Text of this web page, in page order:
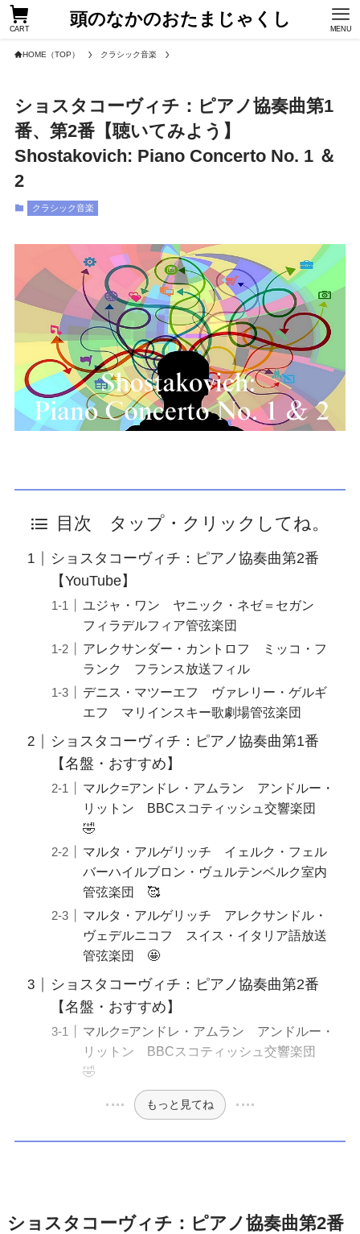
頭のなかのおたまじゃくし
CART MENU
HOME（TOP） クラシック音楽
ショスタコーヴィチ：ピアノ協奏曲第1
番、第2番【聴いてみよう】
Shostakovich: Piano Concerto No. 1 ＆
2
クラシック音楽
目次 タップ・クリックしてね。
ショスタコーヴィチ：ピアノ協奏曲第2番
【YouTube】
ユジャ・ワン ヤニック・ネゼ＝セガン
フィラデルフィア管弦楽団
アレクサンダー・カントロフ ミッコ・フ
ランク フランス放送フィル
デニス・マツーエフ ヴァレリー・ゲルギ
エフ マリインスキー歌劇場管弦楽団
ショスタコーヴィチ：ピアノ協奏曲第1番
【名盤・おすすめ】
マルク=アンドレ・アムラン アンドルー・
リットン BBCスコティッシュ交響楽団
🤣
マルタ・アルゲリッチ イェルク・フェル
バーハイルブロン・ヴュルテンベルク室内
管弦楽団 🥰
マルタ・アルゲリッチ アレクサンドル・
ヴェデルニコフ スイス・イタリア語放送
管弦楽団 🤩
ショスタコーヴィチ：ピアノ協奏曲第2番
【名盤・おすすめ】
マルク=アンドレ・アムラン アンドルー・
リットン BBCスコティッシュ交響楽団
🤣
もっと見てね
ショスタコーヴィチ：ピアノ協奏曲第2番